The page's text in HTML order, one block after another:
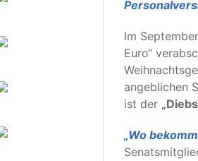
Im
Euro“
angeblichen
ist der
„Wo